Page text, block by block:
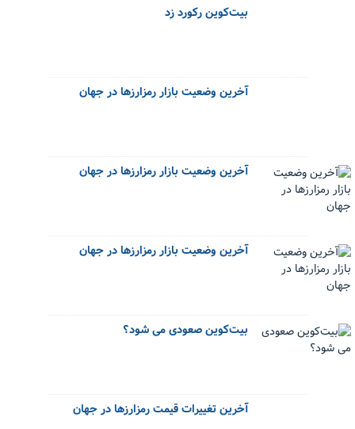
بیت‌کوین رکورد زد
آخرین وضعیت بازار رمزارزها در جهان
آخرین وضعیت بازار رمزارزها در جهان
آخرین وضعیت بازار رمزارزها در جهان
بیت‌کوین صعودی می شود؟
آخرین تغییرات قیمت رمزارزها در جهان